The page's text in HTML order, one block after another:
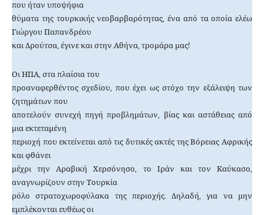
που ήταν υποψήφια
θύματα της τουρκικής νεοβαρβαρότητας, ένα από τα οποία ελέω
Γιώργου Παπανδρέου
και Δρούτσα, έγινε και στην Αθήνα, τρομάρα μας!
Οι ΗΠΑ, στα πλαίσια του
προαναφερθέντος σχεδίου, που έχει ως στόχο την εξάλειψη των
ζητημάτων που
αποτελούν συνεχή πηγή προβλημάτων, βίας και αστάθειας από
μια εκτεταμένη
περιοχή που εκτείνεται από τις δυτικές ακτές της Βόρειας Αφρικής
και φθάνει
μέχρι την Αραβική Χερσόνησο, το Ιράν και τον Καύκασο,
αναγνωρίζουν στην Τουρκία
ρόλο στρατοχωροφύλακα της περιοχής. Δηλαδή, για να μην
εμπλέκονται ευθέως οι